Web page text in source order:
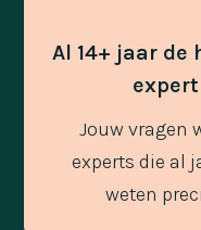
Al 14+ jaar
Jouw vragen
experts die al
weten